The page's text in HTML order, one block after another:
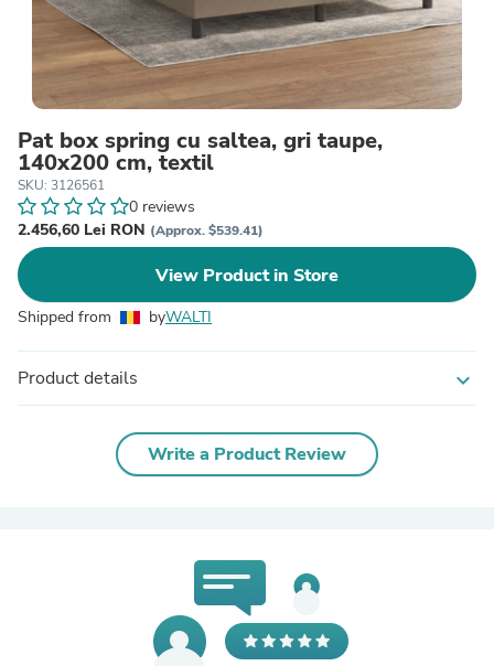
Pat box spring cu saltea, gri taupe,
140x200 cm, textil
SKU: 3126561
0 reviews
2.456,60 Lei RON (Approx. $539.41)
View Product in Store
Shipped from byWALTI
Product details expand_more
Write a Product Review